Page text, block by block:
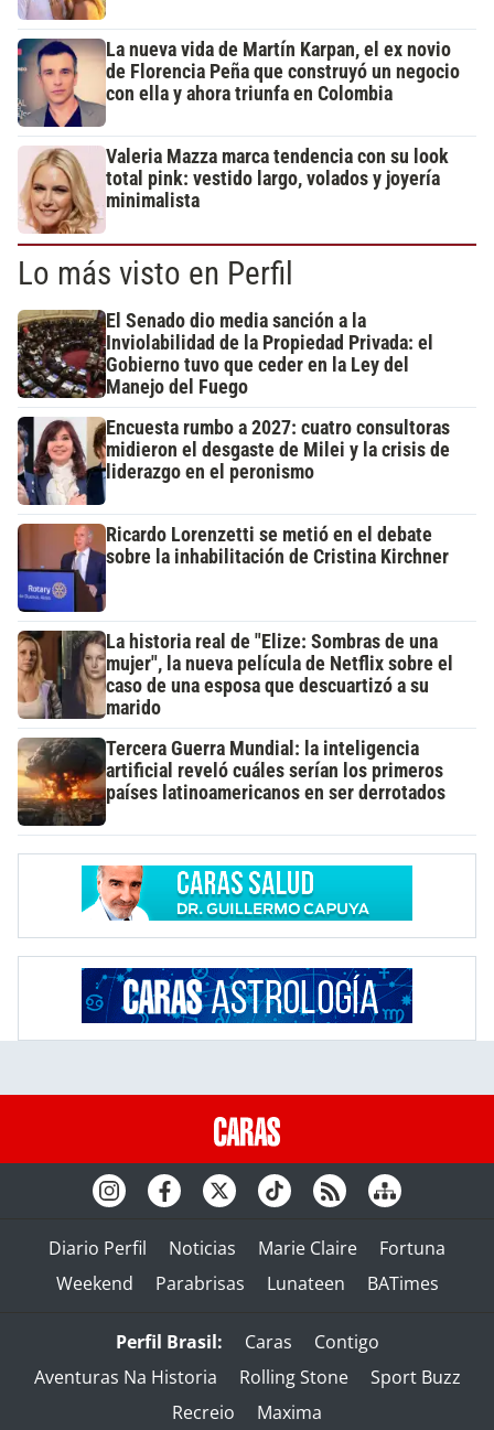
La nueva vida de Martín Karpan, el ex novio
de Florencia Peña que construyó un negocio
con ella y ahora triunfa en Colombia
Valeria Mazza marca tendencia con su look
total pink: vestido largo, volados y joyería
minimalista
Lo más visto en Perfil
El Senado dio media sanción a la
Inviolabilidad de la Propiedad Privada: el
Gobierno tuvo que ceder en la Ley del
Manejo del Fuego
Encuesta rumbo a 2027: cuatro consultoras
midieron el desgaste de Milei y la crisis de
liderazgo en el peronismo
Ricardo Lorenzetti se metió en el debate
sobre la inhabilitación de Cristina Kirchner
La historia real de "Elize: Sombras de una
mujer", la nueva película de Netflix sobre el
caso de una esposa que descuartizó a su
marido
Tercera Guerra Mundial: la inteligencia
artificial reveló cuáles serían los primeros
países latinoamericanos en ser derrotados
Diario Perfil Noticias Marie Claire
Fortuna
Weekend
Parabrisas Lunateen BATimes
Perfil Brasil: Caras
Contigo
Aventuras Na Historia
Rolling Stone
Sport Buzz
Recreio
Maxima